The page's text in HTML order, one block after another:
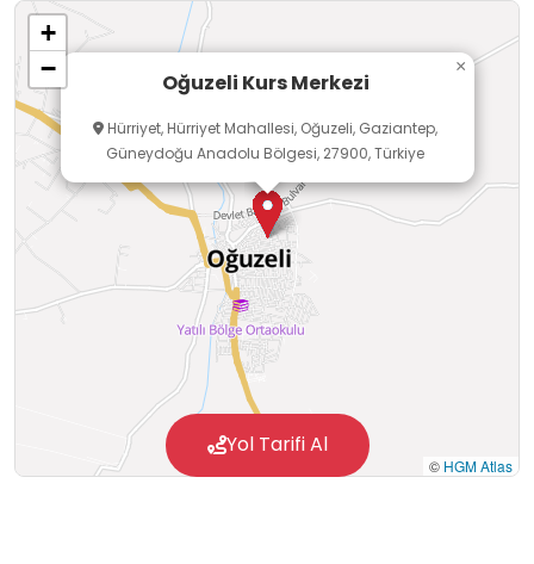
Oğuzeli Kurs Merkezi
Hürriyet, Hürriyet Mahallesi, Oğuzeli, Gaziantep,
Güneydoğu Anadolu Bölgesi, 27900, Türkiye
×
+
−
© HGM Atlas
Yol Tarifi Al